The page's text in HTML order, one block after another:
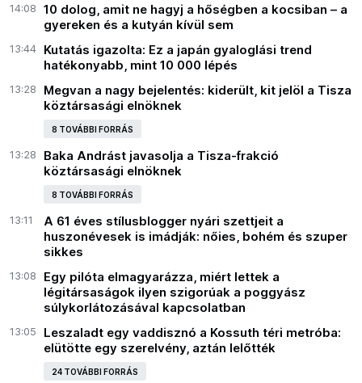
14:08
10 dolog, amit ne hagyj a hőségben a kocsiban – a
gyereken és a kutyán kívül sem
13:44
Kutatás igazolta: Ez a japán gyaloglási trend
hatékonyabb, mint 10 000 lépés
13:28
Megvan a nagy bejelentés: kiderült, kit jelöl a Tisza
köztársasági elnöknek
8 TOVÁBBI FORRÁS
13:28
Baka Andrást javasolja a Tisza-frakció
köztársasági elnöknek
8 TOVÁBBI FORRÁS
13:11
A 61 éves stílusblogger nyári szettjeit a
huszonévesek is imádják: nőies, bohém és szuper
sikkes
13:08
Egy pilóta elmagyarázza, miért lettek a
légitársaságok ilyen szigorúak a poggyász
súlykorlátozásával kapcsolatban
13:05
Leszaladt egy vaddisznó a Kossuth téri metróba:
elütötte egy szerelvény, aztán lelőtték
24 TOVÁBBI FORRÁS